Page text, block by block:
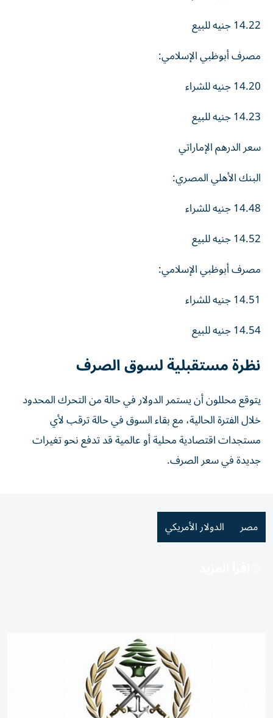
14.22جنيهللبيع
مصرف أبوظبي الإسلامي:
14.20جنيهللشراء
14.23جنيهللبيع
سعر الدرهم الإماراتي
البنك الأهلي المصري:
14.48جنيهللشراء
14.52جنيهللبيع
مصرف أبوظبي الإسلامي:
14.51جنيهللشراء
14.54جنيهللبيع
نظرة مستقبلية لسوق الصرف
يتوقع محللون أن يستمر الدولار في حالة من التحرك المحدود
خلال الفترة الحالية، مع بقاء السوق في حالة ترقب لأي
مستجدات اقتصادية محلية أو عالمية قد تدفع نحو تغيرات
جديدة في سعر الصرف.
مصر الدولار الأمريكي